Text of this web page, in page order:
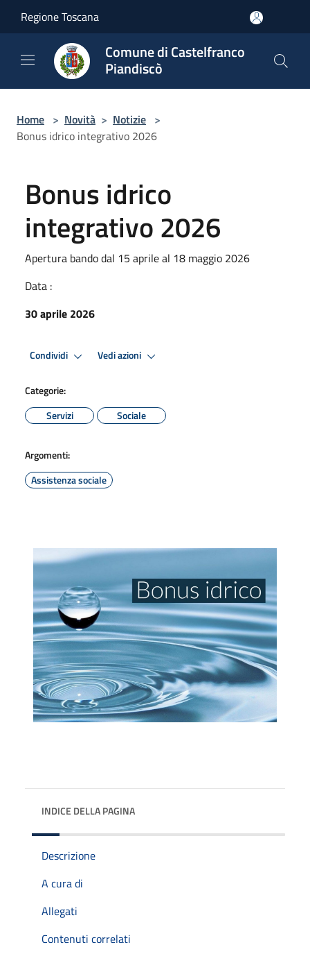
Regione Toscana
Comune di Castelfranco
Piandiscò
Home > Novità > Notizie >
Bonus idrico integrativo 2026
Bonus idrico
integrativo 2026
Apertura bando dal 15 aprile al 18 maggio 2026
Data :
30 aprile 2026
Condividi Vedi azioni
Categorie:
Servizi
Sociale
Argomenti:
Assistenza sociale
INDICE DELLA PAGINA
Descrizione
A cura di
Allegati
Contenuti correlati